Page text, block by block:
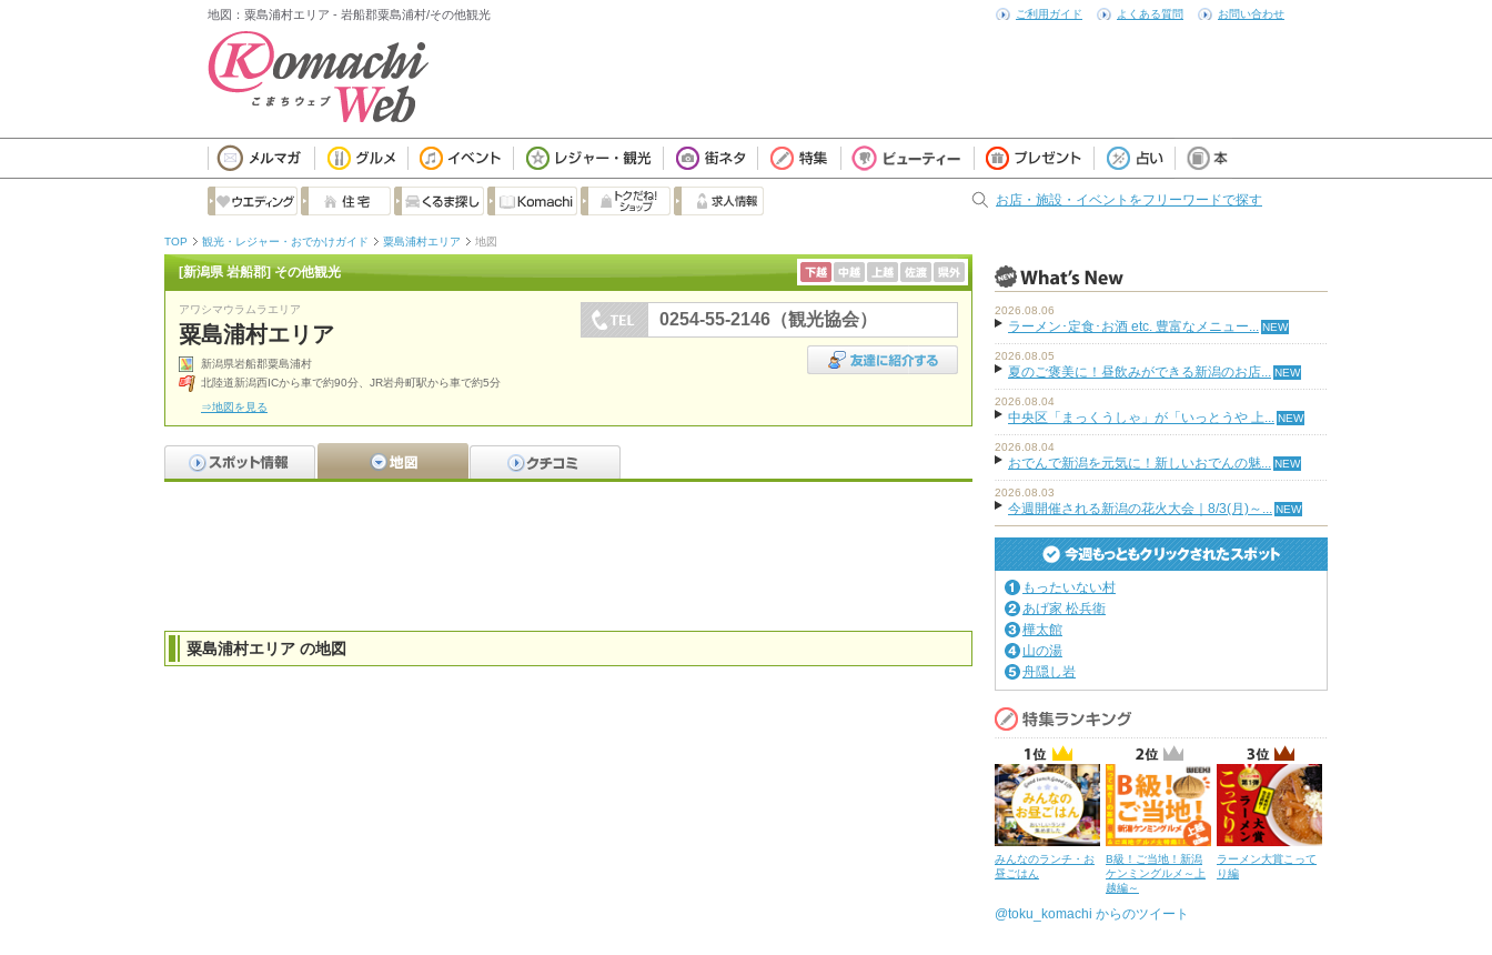
地図：粟島浦村エリア - 岩船郡粟島浦村/その他観光 ご利用ガイド よくある質問 お問い合わせ
お店・施設・イベントをフリーワードで探す
TOP 観光・レジャー・おでかけガイド 粟島浦村エリア 地図
[新潟県 岩船郡] その他観光
アワシマウラムラエリア
粟島浦村エリア
新潟県岩船郡粟島浦村
北陸道新潟西ICから車で約90分、JR岩舟町駅から車で約5分
⇒地図を見る
0254-55-2146（観光協会）
粟島浦村エリア の地図
2026.08.06
ラーメン･定食･お酒 etc. 豊富なメニュー...
2026.08.05
夏のご褒美に！昼飲みができる新潟のお店...
2026.08.04
中央区「まっくうしゃ」が「いっとうや 上...
2026.08.04
おでんで新潟を元気に！新しいおでんの魅...
2026.08.03
今週開催される新潟の花火大会｜8/3(月)～...
もったいない村
あげ家 松兵衛
樺太館
山の湯
舟隠し岩
みんなのランチ・お
昼ごはん
B級！ご当地！新潟
ケンミングルメ～上
越編～
ラーメン大賞こって
り編
@toku_komachi からのツイート